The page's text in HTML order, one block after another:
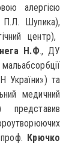
алергією
Шупика),
центр),
Н.Ф., ДУ
та
медичний
Крючко